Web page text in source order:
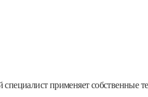
применяет собственные